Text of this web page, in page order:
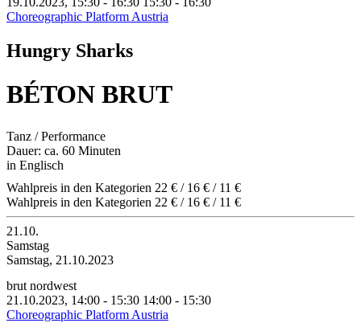
Choreographic Platform Austria
Hungry Sharks
BÉTON BRUT
Tanz / Performance
Dauer: ca. 60 Minuten
in Englisch
Wahlpreis in den Kategorien 22 € / 16 € / 11 €
Wahlpreis in den Kategorien 22 € / 16 € / 11 €
21.10.
Samstag
Samstag, 21.10.2023
brut nordwest
21.10.2023, 14:00 - 15:30 14:00 - 15:30
Choreographic Platform Austria